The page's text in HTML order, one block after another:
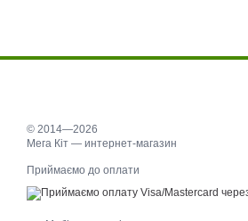
© 2014—2026
Мега Кіт — интернет-магазин
Приймаємо до оплати